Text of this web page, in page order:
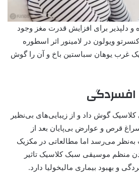
و دلپذیر برای افزایش قدرت مغز وجود
ویولون در لامینور اثر اسطوره
غرب یوهان سباستین باخ و آن را گوش
افسردگی
گوش داد و از زیبایی‌های بی‌نظیر
سراغ قرص و عوارض بی‌پایان بعد از
می‌رسد اما مطالعاتی در مکزیک
منظم موسیقی سبک کلاسیک تاثیر
و بهبود بیماری مالیخولیا دارد.